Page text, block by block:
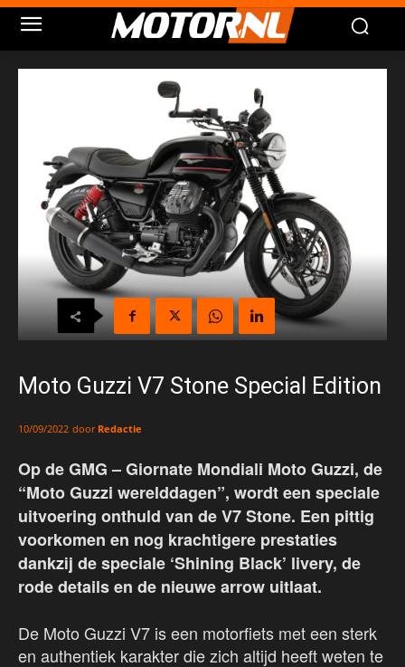
Moto Guzzi V7 Stone Special Edition
10/09/2022 door Redactie
Op de GMG – Giornate Mondiali Moto Guzzi, de
“Moto Guzzi werelddagen”, wordt een speciale
uitvoering onthuld van de V7 Stone. Een pittig
voorkomen en nog krachtigere prestaties
dankzij de speciale ‘Shining Black’ livery, de
rode details en de nieuwe arrow uitlaat.
De Moto Guzzi V7 is een motorfiets met een sterk
en authentiek karakter die zich altijd heeft weten te